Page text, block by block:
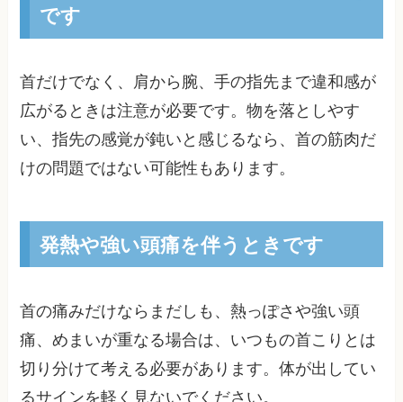
です
首だけでなく、肩から腕、手の指先まで違和感が
広がるときは注意が必要です。物を落としやす
い、指先の感覚が鈍いと感じるなら、首の筋肉だ
けの問題ではない可能性もあります。
発熱や強い頭痛を伴うときです
首の痛みだけならまだしも、熱っぽさや強い頭
痛、めまいが重なる場合は、いつもの首こりとは
切り分けて考える必要があります。体が出してい
るサインを軽く見ないでください。